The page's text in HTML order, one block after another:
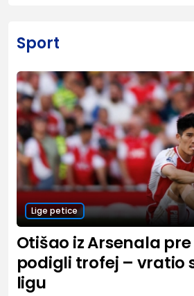
Sport
Lige petice
Otišao iz Arsenala
podigli trofej – vratio
ligu